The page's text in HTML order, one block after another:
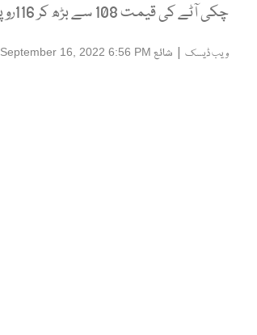
چکی آٹے کی قیمت 108 سے بڑھ کر 116روپے فی کلو ہو گئی ہے۔
ویب ڈیسک | شائع September 16, 2022 6:56 PM